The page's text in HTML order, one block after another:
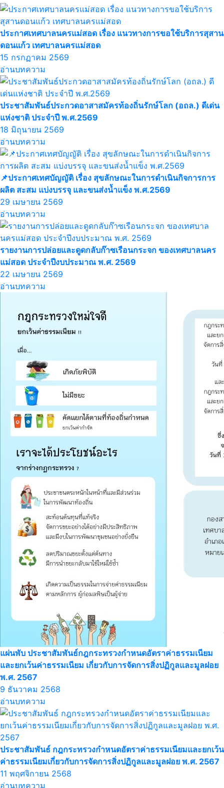
ประกาศเทศบาลนครแม่สอด เรื่อง แนวทางการขอใช้บริการสุสาน
ดอนแก้ว เทศบาลนครแม่สอด
15 กรกฏาคม 2569
อ่านบทความ
ประชาสัมพันธ์ประกวดอาสาสมัครท้องถิ่นรักษ์โลก (อถล.) ดีเด่น
แห่งชาติ ประจำปี พ.ศ.2569
18 มิถุนายน 2569
อ่านบทความ
📌ประกาศเทศบัญญัติ เรื่อง สุขลักษณะในการดำเนินกิจการการ
ผลิต สะสม แบ่งบรรจุ และขนส่งน้ำแข็ง พ.ศ.2569
29 เมษายน 2569
อ่านบทความ
รายงานการปล่อยและดูดกลับก๊าซเรือนกระจก ของเทศบาลนคร
แม่สอด ประจำปีงบประมาณ พ.ศ. 2569
22 เมษายน 2569
อ่านบทความ
แผ่นพับ ประชาสัมพันธ์กฎกระทรวงกำหนดอัตราค่าธรรมเนียม
และยกเว้นค่าธรรมเนียม เกี่ยวกับการจัดการสิ่งปฏิกูลและมูลฝอย
พ.ศ. 2567
9 ธันวาคม 2568
อ่านบทความ
ประชาสัมพันธ์ กฎกระทรวงกำหนดอัตราค่าธรรมเนียมและยกเว้น
ค่าธรรมเนียมเกี่ยวกับการจัดการสิ่งปฏิกูลและมูลฝอย พ.ศ. 2567
11 พฤศจิกายน 2568
อ่านบทความ